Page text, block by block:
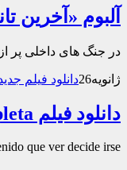
آلبوم «آخرین
در جنگ‌ های داخلی پر
ژانویه26دانلود فیلم
دانلود فیلم Descargar Linea De Fuego Gratis en Español Latino Completa
que ver decide irse…